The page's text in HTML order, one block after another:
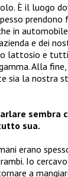
È il luogo
prendono
in automobile.
e dei
lattosio e
Alla
sia la nostra
sembra
sua.
erano
Io
a